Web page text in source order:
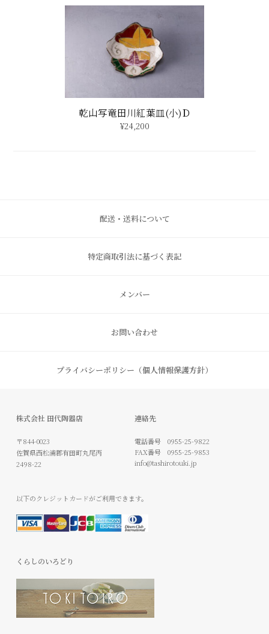
乾山写竜田川紅葉皿(小)Ｄ
¥24,200
配送・送料について
特定商取引法に基づく表記
メンバー
お問い合わせ
プライバシーポリシー（個人情報保護方針）
株式会社 田代陶器店
〒844-0023
佐賀県西松浦郡有田町丸尾丙
2498-22
連絡先
電話番号 0955-25-9822
FAX番号 0955-25-9853
info@tashirotouki.jp
以下のクレジットカードがご利用できます。
くらしのいろどり